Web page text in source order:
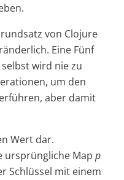
von Clojure
Eine Fünf
wird nie zu
um den
aber damit
Wert dar.
ursprüngliche Map p
Schlüssel mit einem